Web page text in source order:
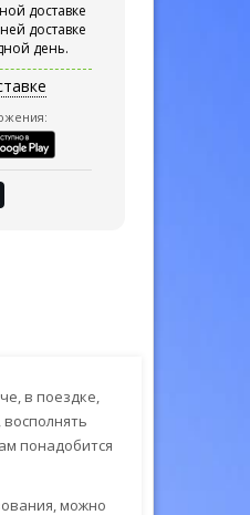
доставке
доставке
день.
в поездке,
понадобится
можно